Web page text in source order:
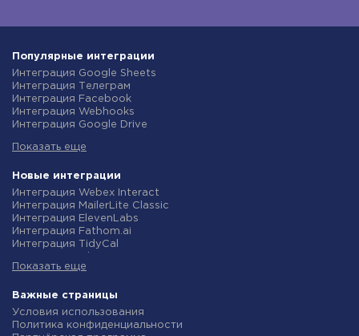
Популярные интеграции
Интеграция Google Sheets
Интеграция Телеграм
Интеграция Facebook
Интеграция Webhooks
Интеграция Google Drive
Интеграция Gmail
Интеграция Новая Почта
Интеграция Binotel
Интеграция OpenAI (ChatGPT)
Интеграция Prom
Интеграция Приват24
Интеграция OLX
Интеграция TurboSMS
Интеграция SendPulse
Интеграция Stream Telecom
Интеграция Google Analytics
Интеграция Creatio
Показать еще
Новые интеграции
Интеграция Webex Interact
Интеграция MailerLite Classic
Интеграция ElevenLabs
Интеграция Fathom.ai
Интеграция TidyCal
Интеграция Gist
Интеграция Straico
Интеграция Rows
Интеграция Firecrawl
Интеграция Binotel SmartCRM
Показать еще
Важные страницы
Условия использования
Политика конфиденциальности